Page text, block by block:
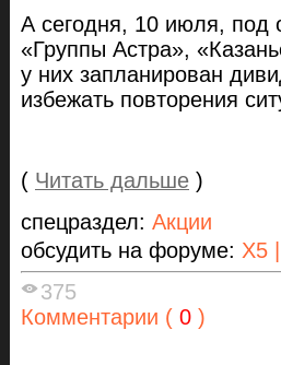
А сегодня, 10 июля, под
«Группы Астра»,
у них запланирован
избежать повторения
( Читать дальше )
спецраздел: Акции
обсудить на форуме: X5
375
Комментарии ( 0 )